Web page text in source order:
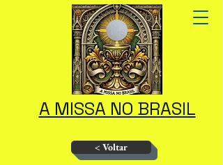
A MISSA NO BRASIL
< Voltar